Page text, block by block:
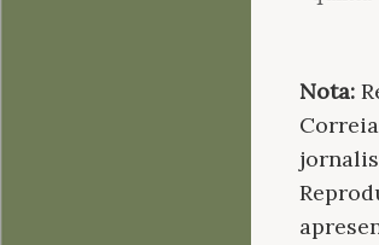
Nota: